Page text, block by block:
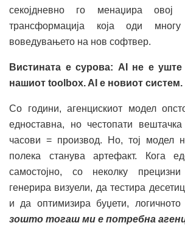
секојдневно го менаџира овој
трансформација која оди
воведувањето на нов софтвер.
Вистината е сурова: AI не е
нашиот toolbox. AI е новиот систем.
Со години, агенцискиот модел
едноставна, но честопати
часови = производ. Но, тој модел
полека станува артефакт. Кога
самостојно, со неколку
генерира визуели, да тестира
и да оптимизира буџети,
зошто тогаш ми е потребна